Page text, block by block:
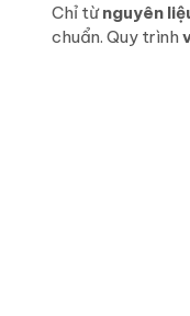
Chỉ từnguyên
chuẩn. Quy trình